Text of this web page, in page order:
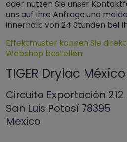
oder nutzen Sie unser
uns auf Ihre Anfrage und
innerhalb von 24 Stunden bei
Effektmuster können Sie
Webshop bestellen.
TIGER Drylac
Circuito Exportación 212
San Luis Potosí 78395
Mexico